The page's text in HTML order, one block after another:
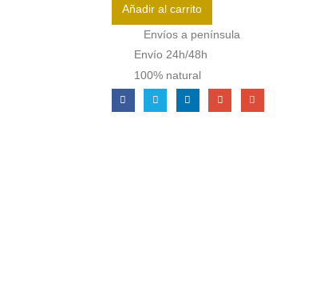
Aceite
de
Oliva
Añadir al carrito
Envíos a península
Envío 24h/48h
100% natural